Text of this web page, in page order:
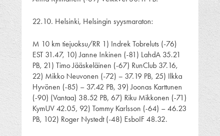
22.10. Helsinki, Helsingin syysmaraton:
M 10 km tiejuoksu/RR 1) Indrek Tobreluts (-76)
EST 31.47, 10) Janne Inkinen (-81) LahdA 35.21
PB, 21) Timo Jääskeläinen (-67) RunClub 37.16,
22) Mikko Neuvonen (-72) – 37.19 PB, 25) Ilkka
Hyvönen (-85) – 37.42 PB, 39) Joonas Karttunen
(-90) (Vantaa) 38.52 PB, 67) Riku Mikkonen (-71)
KymUV 42.05, 92) Tommy Karlsson (-64) – 46.23
PB, 102) Roger Nystedt (-48) EsboIF 48.32.